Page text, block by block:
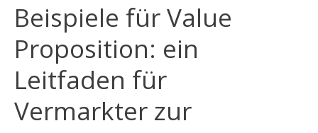
Beispiele für Value
Proposition: ein
Leitfaden für
Vermarkter zur